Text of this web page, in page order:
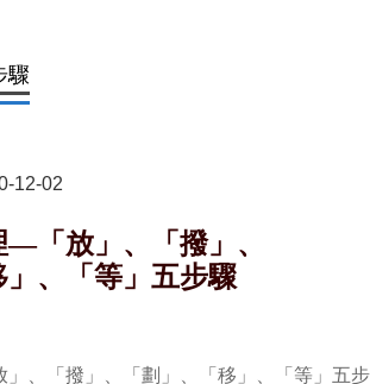
驟
12-02
「放」、「撥」、
」、「等」五步驟
、「撥」、「劃」、「移」、「等」五步